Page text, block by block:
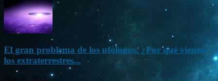
El gran problema de los ufólogos: ¿Por qué vienen
los extraterrestres...
Nov 26, 2012